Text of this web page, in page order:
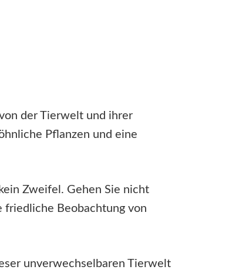
der Tierwelt und ihrer
Pflanzen und eine
Zweifel. Gehen Sie nicht
friedliche Beobachtung von
unverwechselbaren Tierwelt